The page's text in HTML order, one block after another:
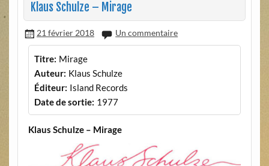
Klaus Schulze – Mirage
21 février 2018 Un commentaire
Titre: Mirage
Auteur: Klaus Schulze
Éditeur: Island Records
Date de sortie: 1977
Klaus Schulze – Mirage